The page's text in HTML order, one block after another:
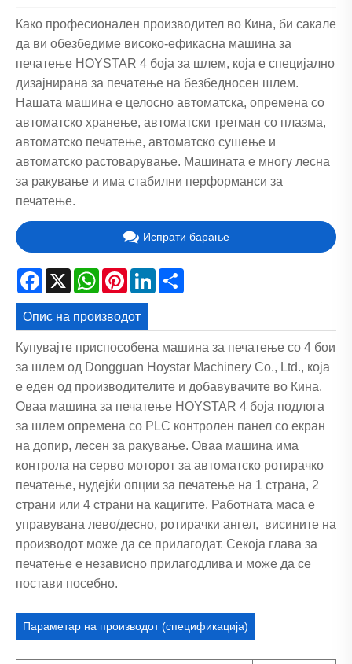
Како професионален производител во Кина, би сакале
да ви обезбедиме високо-ефикасна машина за
печатење HOYSTAR 4 боја за шлем, која е специјално
дизајнирана за печатење на безбедносен шлем.
Нашата машина е целосно автоматска, опремена со
автоматско хранење, автоматски третман со плазма,
автоматско печатење, автоматско сушење и
автоматско растоварување. Машината е многу лесна
за ракување и има стабилни перформанси за
печатење.
Испрати барање
Facebook
X WhatsApp
PinterestLinkedIn
Опис на производот
Купувајте приспособена машина за печатење со 4 бои
за шлем од Dongguan Hoystar Machinery Co., Ltd., која
е еден од производителите и добавувачите во Кина.
Оваа машина за печатење HOYSTAR 4 боја подлога
за шлем опремена со PLC контролен панел со екран
на допир, лесен за ракување. Оваа машина има
контрола на серво моторот за автоматско ротирачко
печатење, нудејќи опции за печатење на 1 страна, 2
страни или 4 страни на кацигите. Работната маса е
управувана лево/десно, ротирачки ангел, висините на
производот може да се прилагодат. Секоја глава за
печатење е независно прилагодлива и може да се
постави посебно.
Параметар на производот (спецификација)